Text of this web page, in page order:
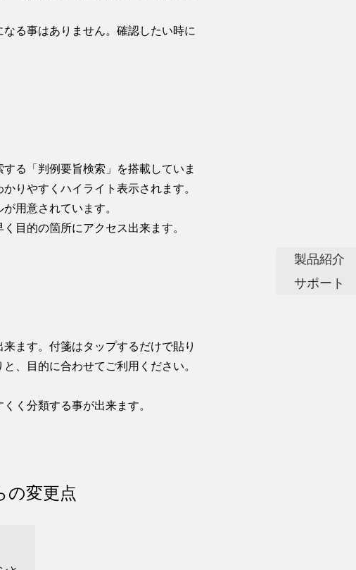
製品紹介
サポート
る事はありません。確認したい時に
る「判例要旨検索」を搭載していま
りやすくハイライト表示されます。
用意されています。
目的の箇所にアクセス出来ます。
ます。付箋はタップするだけで貼り
、目的に合わせてご利用ください。
く分類する事が出来ます。
の変更点